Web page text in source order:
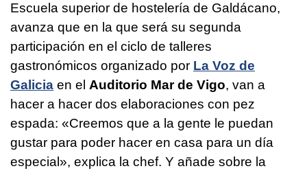
Escuela superior de hostelería de Galdácano,
avanza que en la que será su segunda
participación en el ciclo de talleres
gastronómicos organizado por La Voz de
Galicia en el Auditorio Mar de Vigo, van a
hacer a hacer dos elaboraciones con pez
espada: «Creemos que a la gente le puedan
gustar para poder hacer en casa para un día
especial», explica la chef. Y añade sobre la